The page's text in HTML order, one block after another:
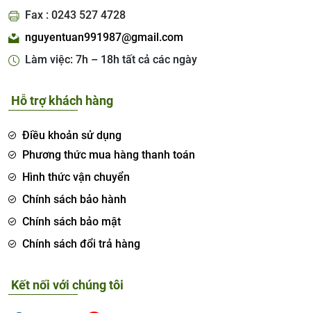
Fax : 0243 527 4728
nguyentuan991987@gmail.com
Làm việc: 7h – 18h tất cả các ngày
Hỗ trợ khách hàng
Điều khoản sử dụng
Phương thức mua hàng thanh toán
Hình thức vận chuyển
Chính sách bảo hành
Chính sách bảo mật
Chính sách đổi trả hàng
Kết nối với chúng tôi